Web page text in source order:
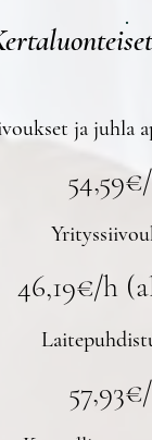
.
ja juhla
46,19€/h